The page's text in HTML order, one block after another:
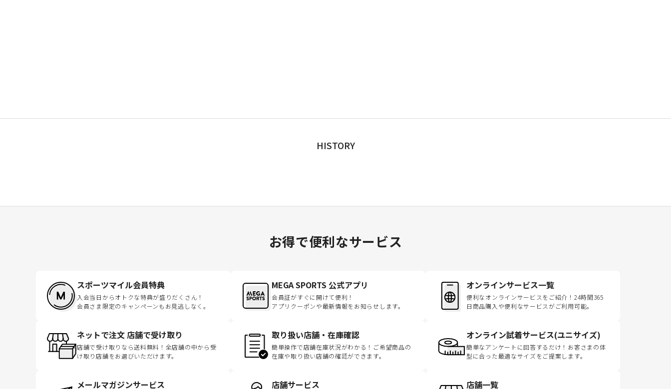
HISTORY
お得で便利なサービス
スポーツマイル会員特典
入会当日からオトクな特典が盛りだくさん！
会員さま限定のキャンペーンもお見逃しなく。
MEGA SPORTS 公式アプリ
会員証がすぐに開けて便利！
アプリクーポンや最新情報をお知らせします。
オンラインサービス一覧
便利なオンラインサービスをご紹介！24時間365
日商品購入や便利なサービスがご利用可能。
ネットで注文 店舗で受け取り
店舗で受け取りなら送料無料！全店舗の中から受
け取り店舗をお選びいただけます。
取り扱い店舗・在庫確認
簡単操作で店舗在庫状況がわかる！ご希望商品の
在庫や取り扱い店舗の確認ができます。
オンライン試着サービス(ユニサイズ)
簡単なアンケートに回答するだけ！お客さまの体
型に合った最適なサイズをご提案します。
メールマガジンサービス 店舗サービス 店舗一覧